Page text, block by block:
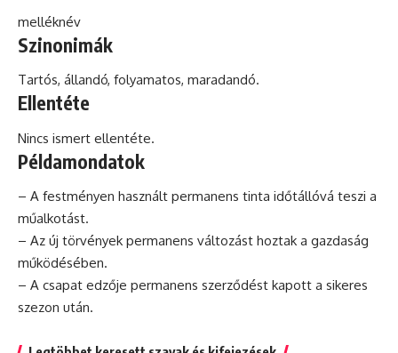
melléknév
Szinonimák
Tartós, állandó, folyamatos, maradandó.
Ellentéte
Nincs ismert ellentéte.
Példamondatok
– A festményen használt permanens tinta időtállóvá teszi a
műalkotást.
– Az új törvények permanens változást hoztak a gazdaság
működésében.
– A csapat edzője permanens szerződést kapott a sikeres
szezon után.